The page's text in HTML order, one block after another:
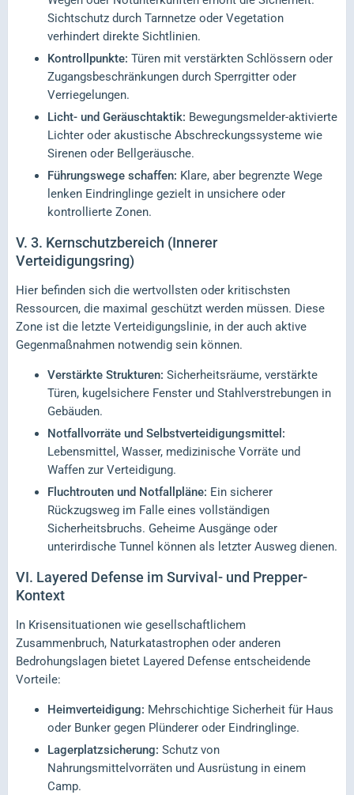
Sichtschutz durch Tarnnetze oder Vegetation
verhindert direkte Sichtlinien.
Kontrollpunkte: Türen mit verstärkten Schlössern oder
Zugangsbeschränkungen durch Sperrgitter oder
Verriegelungen.
Licht- und Geräuschtaktik: Bewegungsmelder-aktivierte
Lichter oder akustische Abschreckungssysteme wie
Sirenen oder Bellgeräusche.
Führungswege schaffen: Klare, aber begrenzte Wege
lenken Eindringlinge gezielt in unsichere oder
kontrollierte Zonen.
V. 3. Kernschutzbereich (Innerer
Verteidigungsring)
Hier befinden sich die wertvollsten oder kritischsten
Ressourcen, die maximal geschützt werden müssen. Diese
Zone ist die letzte Verteidigungslinie, in der auch aktive
Gegenmaßnahmen notwendig sein können.
Verstärkte Strukturen: Sicherheitsräume, verstärkte
Türen, kugelsichere Fenster und Stahlverstrebungen in
Gebäuden.
Notfallvorräte und Selbstverteidigungsmittel:
Lebensmittel, Wasser, medizinische Vorräte und
Waffen zur Verteidigung.
Fluchtrouten und Notfallpläne: Ein sicherer
Rückzugsweg im Falle eines vollständigen
Sicherheitsbruchs. Geheime Ausgänge oder
unterirdische Tunnel können als letzter Ausweg dienen.
VI. Layered Defense im Survival- und Prepper-
Kontext
In Krisensituationen wie gesellschaftlichem
Zusammenbruch, Naturkatastrophen oder anderen
Bedrohungslagen bietet Layered Defense entscheidende
Vorteile:
Heimverteidigung: Mehrschichtige Sicherheit für Haus
oder Bunker gegen Plünderer oder Eindringlinge.
Lagerplatzsicherung: Schutz von
Nahrungsmittelvorräten und Ausrüstung in einem
Camp.